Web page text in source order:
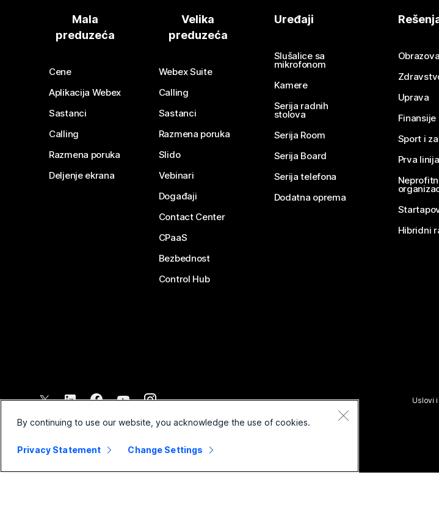
Mala
preduzeća
Cene
Aplikacija Webex
Sastanci
Calling
Razmena poruka
Deljenje ekrana
Velika
preduzeća
Webex Suite
Calling
Sastanci
Razmena poruka
Slido
Vebinari
Događaji
Contact Center
CPaaS
Bezbednost
Control Hub
Uređaji
Slušalice sa
mikrofonom
Kamere
Serija radnih
stolova
Serija Room
Serija Board
Serija telefona
Dodatna oprema
Uprava
Finansije
Sport i
Prva linija
Hibridni
2026 Cisco i/ili povezana pravna lica. Sva prava zadržana.
Uslovi
By continuing to use our website, you acknowledge the use of cookies.
Privacy Statement Change Settings